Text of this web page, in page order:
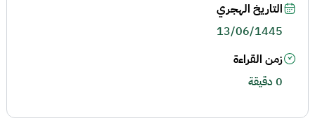
التاريخ الهجري
13/06/1445
زمن القراءة
0 دقيقة